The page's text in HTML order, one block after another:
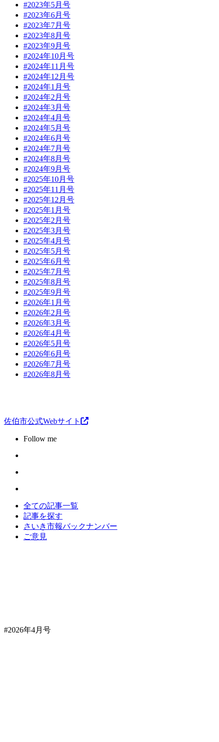
#2023年5月号
#2023年6月号
#2023年7月号
#2023年8月号
#2023年9月号
#2024年10月号
#2024年11月号
#2024年12月号
#2024年1月号
#2024年2月号
#2024年3月号
#2024年4月号
#2024年5月号
#2024年6月号
#2024年7月号
#2024年8月号
#2024年9月号
#2025年10月号
#2025年11月号
#2025年12月号
#2025年1月号
#2025年2月号
#2025年3月号
#2025年4月号
#2025年5月号
#2025年6月号
#2025年7月号
#2025年8月号
#2025年9月号
#2026年1月号
#2026年2月号
#2026年3月号
#2026年4月号
#2026年5月号
#2026年6月号
#2026年7月号
#2026年8月号
佐伯市公式Webサイト
Follow me
全ての記事一覧
記事を探す
さいき市報バックナンバー
ご意見
#2026年4月号